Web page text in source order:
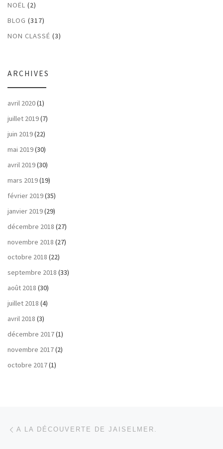
NOËL (2)
BLOG (317)
NON CLASSÉ (3)
ARCHIVES
avril 2020(1)
juillet 2019(7)
juin 2019(22)
mai 2019(30)
avril 2019(30)
mars 2019(19)
février 2019(35)
janvier 2019(29)
décembre 2018 (27)
novembre 2018 (27)
octobre 2018 (22)
septembre 2018 (33)
août 2018 (30)
juillet 2018 (4)
avril 2018 (3)
décembre 2017(1)
novembre 2017(2)
octobre 2017(1)
Parcourir les articles
A LA DÉCOUVERTE DE JAISELMER.